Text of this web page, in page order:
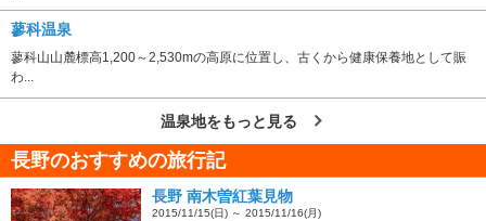
蓼科温泉
蓼科山山麓標高1,200～2,530mの高原に位置し、古くから健康保養地として賑
わ...
温泉地をもっと見る
長野のおすすめの旅行記
長野 南木曽紅葉見物
2015/11/15(日) ～ 2015/11/16(月)